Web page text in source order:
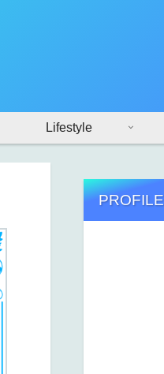
Lifestyle
PROFILE